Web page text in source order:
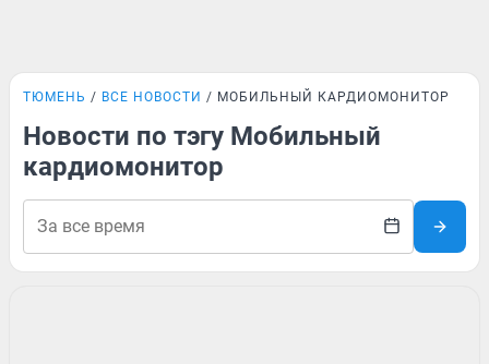
ТЮМЕНЬ ВСЕ НОВОСТИ МОБИЛЬНЫЙ КАРДИОМОНИТОР
Новости по тэгу Мобильный
кардиомонитор